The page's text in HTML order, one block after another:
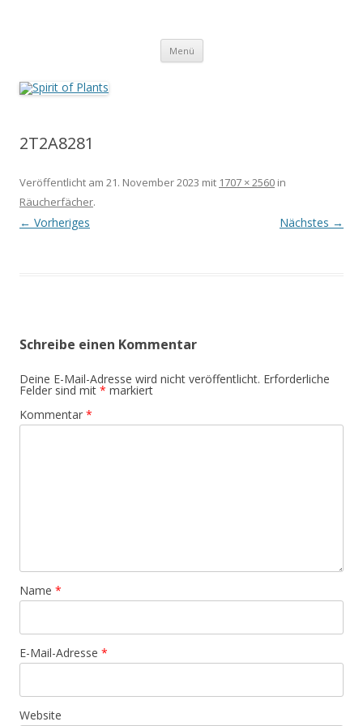
Menü
2T2A8281
Veröffentlicht am 21. November 2023 mit 1707 × 2560 in
Räucherfächer.
← Vorheriges Nächstes →
Schreibe einen Kommentar
Deine E-Mail-Adresse wird nicht veröffentlicht. Erforderliche
Felder sind mit * markiert
Kommentar *
Name *
E-Mail-Adresse *
Website